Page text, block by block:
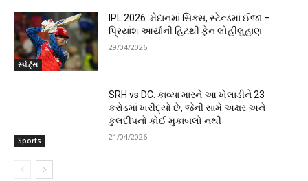
સ્પોર્ટ્સ
IPL 2026: મેદાનમાં સિક્સ, સ્ટેન્ડમાં ઈજા –
પ્રિયાંશ આર્યાની હિટથી ફેન લોહીલુહાણ
29/04/2026
Sports
SRH vs DC: કાવ્યા મારને આ ખેલાડીને 23
કરોડમાં ખરીદ્યો છે, જેની સામે અક્ષર અને
કુલદીપનો કોઈ મુકાબલો નથી
21/04/2026